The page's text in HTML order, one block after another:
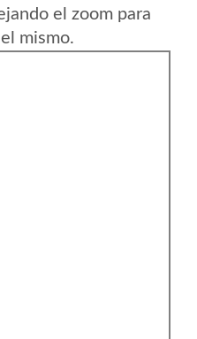
el zoom para
mismo.